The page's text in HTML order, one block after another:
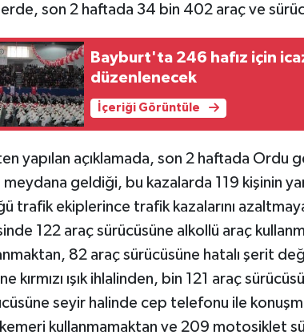
son 2 haftada 34 bin 402 araç ve
Bayburt'ta 246 hafız için
düzenlenecek
İçeriği Görüntüle
yapılan açıklamada, son 2 haftada Ordu
meydana geldiği, bu kazalarda 119 kişinin
trafik ekiplerince trafik kazalarını
122 araç sürücüsüne alkollü araç
82 araç sürücüsüne hatalı şerit
kırmızı ışık ihlalinden, bin 121 araç
seyir halinde cep telefonu ile
kullanmamaktan ve 209 motosiklet